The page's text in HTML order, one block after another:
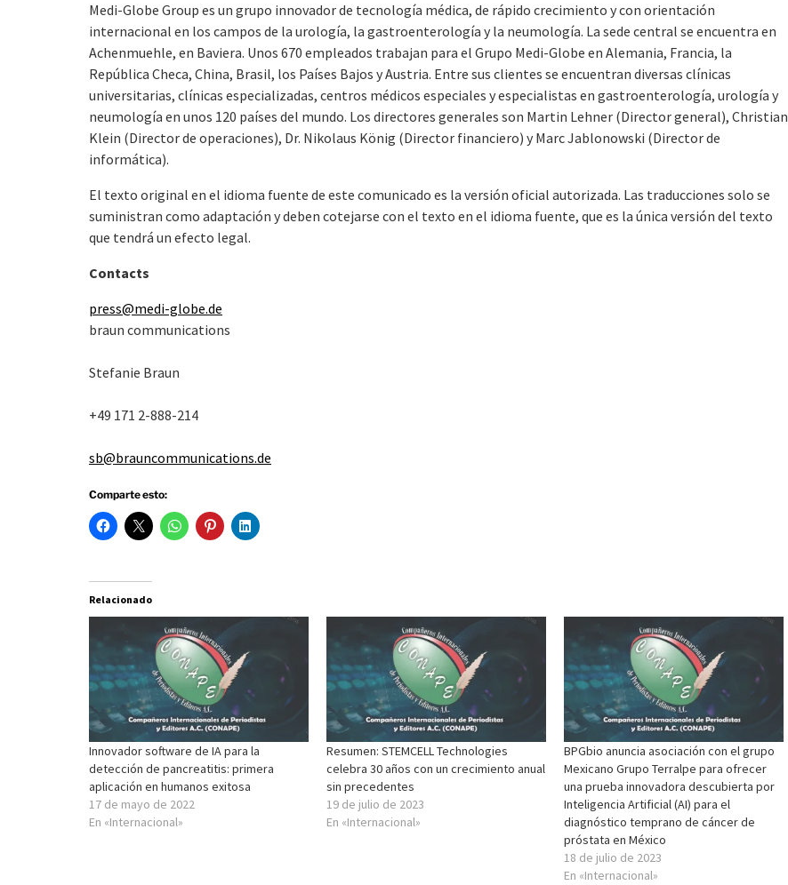
Medi-Globe Group es un grupo innovador de tecnología médica, de rápido crecimiento y con orientación
internacional en los campos de la urología, la gastroenterología y la neumología. La sede central se encuentra en
Achenmuehle, en Baviera. Unos 670 empleados trabajan para el Grupo Medi-Globe en Alemania, Francia, la
República Checa, China, Brasil, los Países Bajos y Austria. Entre sus clientes se encuentran diversas clínicas
universitarias, clínicas especializadas, centros médicos especiales y especialistas en gastroenterología, urología y
neumología en unos 120 países del mundo. Los directores generales son Martin Lehner (Director general), Christian
Klein (Director de operaciones), Dr. Nikolaus König (Director financiero) y Marc Jablonowski (Director de
informática).
El texto original en el idioma fuente de este comunicado es la versión oficial autorizada. Las traducciones solo se
suministran como adaptación y deben cotejarse con el texto en el idioma fuente, que es la única versión del texto
que tendrá un efecto legal.
Contacts
press@medi-globe.de
braun communications
Stefanie Braun
+49 171 2-888-214
sb@brauncommunications.de
Comparte esto:
Relacionado
Innovador software de IA para la
detección de pancreatitis: primera
aplicación en humanos exitosa
17 de mayo de 2022
En «Internacional»
Resumen: STEMCELL Technologies
celebra 30 años con un crecimiento anual
sin precedentes
19 de julio de 2023
En «Internacional»
BPGbio anuncia asociación con el grupo
Mexicano Grupo Terralpe para ofrecer
una prueba innovadora descubierta por
Inteligencia Artificial (AI) para el
diagnóstico temprano de cáncer de
próstata en México
18 de julio de 2023
En «Internacional»